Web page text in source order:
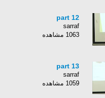
part 12
sarraf
1063 مشاهده
part 13
sarraf
1059 مشاهده